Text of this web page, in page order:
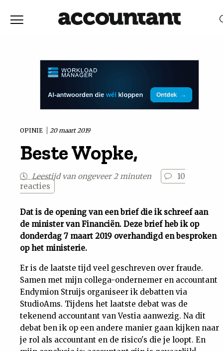
Vaktechniek
Achtergrond
Uit
Feiten
Cijfers
OPINIE 20 maart 2019
Beste Wopke,
Leestijd van ongeveer 2 minuten
10
reacties
Dat is de opening van een brief die ik schreef aan
de minister van Financiën. Deze brief heb ik op
donderdag 7 maart 2019 overhandigd en besproken
op het ministerie.
Er is de laatste tijd veel geschreven over fraude.
Samen met mijn collega-ondernemer en accountant
Endymion Struijs organiseer ik debatten via
StudioAms. Tijdens het laatste debat was de
tekenend accountant van Vestia aanwezig. Na dit
debat ben ik op een andere manier gaan kijken naar
je rol als accountant en de risico's die je loopt. En